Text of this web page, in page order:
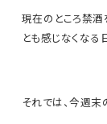
現在のところ禁酒
とも感じなくなる
それでは、今週末